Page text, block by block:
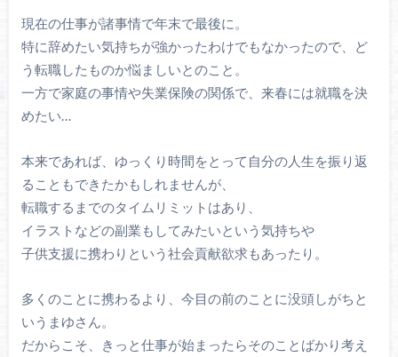
現在の仕事が諸事情で年末で最後に。
特に辞めたい気持ちが強かったわけでもなかったので、ど
う転職したものか悩ましいとのこと。
一方で家庭の事情や失業保険の関係で、来春には就職を決
めたい…
本来であれば、ゆっくり時間をとって自分の人生を振り返
ることもできたかもしれませんが、
転職するまでのタイムリミットはあり、
イラストなどの副業もしてみたいという気持ちや
子供支援に携わりという社会貢献欲求もあったり。
多くのことに携わるより、今目の前のことに没頭しがちと
いうまゆさん。
だからこそ、きっと仕事が始まったらそのことばかり考え